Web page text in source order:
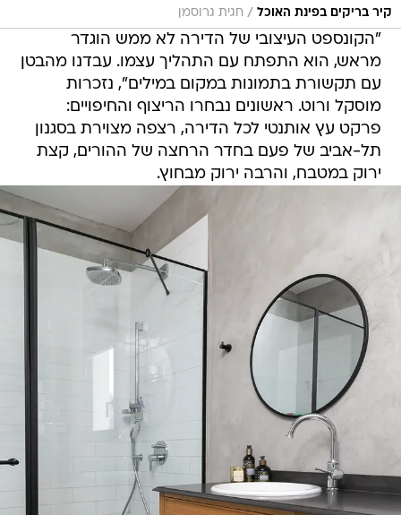
קיר בריקים בפינת האוכל / חגית גרוסמן
"הקונספט העיצובי של הדירה לא ממש הוגדר
מראש, הוא התפתח עם התהליך עצמו. עבדנו מהבטן
עם תקשורת בתמונות במקום במילים", נזכרות
מוסקל ורוט. ראשונים נבחרו הריצוף והחיפויים:
פרקט עץ אותנטי לכל הדירה, רצפה מצוירת בסגנון
תל-אביב של פעם בחדר הרחצה של ההורים, קצת
ירוק במטבח, והרבה ירוק מבחוץ.